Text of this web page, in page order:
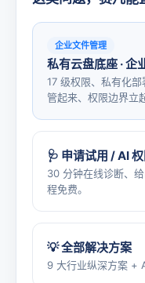
企业文件管理
私有云盘底座 · 企
17 级权限、私有化
管起来、权限边界立
🩺 申请试用 / AI
30 分钟在线诊断、
程免费。
💡 全部解决方案
9 大行业纵深方案 +